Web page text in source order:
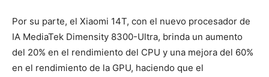
Por su parte, el Xiaomi 14T, con el nuevo procesador de
IA MediaTek Dimensity 8300-Ultra, brinda un aumento
del 20% en el rendimiento del CPU y una mejora del 60%
en el rendimiento de la GPU, haciendo que el